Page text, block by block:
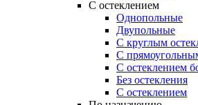
С остеклением
Однопольные
Двупольные
С круглым
С
С остеклением
Без остекления
С остеклением